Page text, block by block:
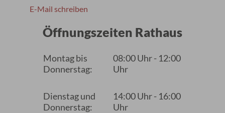
E-Mail schreiben
Öffnungszeiten Rathaus
Montag bis
Donnerstag:
08:00 Uhr - 12:00
Uhr
Dienstag und
Donnerstag:
14:00 Uhr - 16:00
Uhr